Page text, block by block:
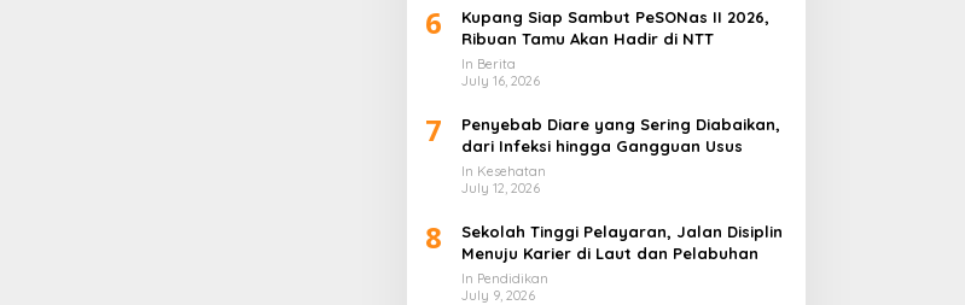
6
Kupang Siap Sambut PeSONas II 2026,
Ribuan Tamu Akan Hadir di NTT
In Berita
July 16, 2026
7
Penyebab Diare yang Sering Diabaikan,
dari Infeksi hingga Gangguan Usus
In Kesehatan
July 12, 2026
8
Sekolah Tinggi Pelayaran, Jalan Disiplin
Menuju Karier di Laut dan Pelabuhan
In Pendidikan
July 9, 2026